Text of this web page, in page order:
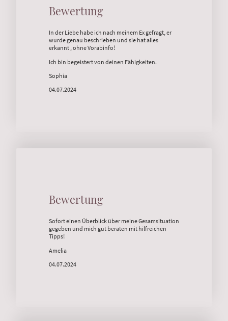
Bewertung
In der Liebe habe ich nach meinem Ex gefragt, er
wurde genau beschrieben und sie hat alles
erkannt , ohne Vorabinfo!
Ich bin begeistert von deinen Fähigkeiten.
Sophia
04.07.2024
Bewertung
Sofort einen Überblick über meine Gesamsituation
gegeben und mich gut beraten mit hilfreichen
Tipps!
Amelia
04.07.2024